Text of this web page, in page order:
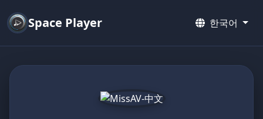
Space Player 한국어